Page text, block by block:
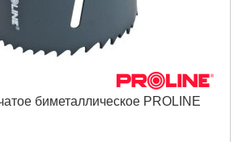
биметаллическое PROLINE